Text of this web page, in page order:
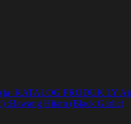
:KATALOG PRODUK LY
:Bawang Hitam (Black Garlic)